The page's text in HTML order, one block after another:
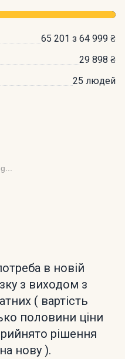
65 201 з 64 999 ₴
29 898 ₴
25 людей
в новій
з виходом з
( вартість
половини ціни
рішення
нову ).